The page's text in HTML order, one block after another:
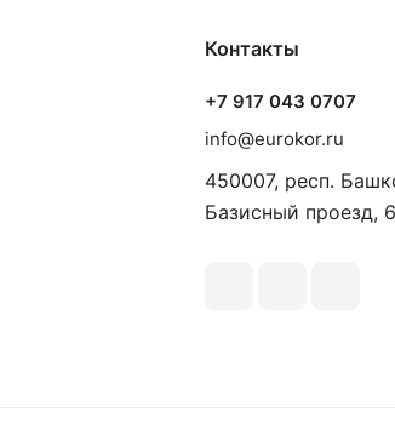
Контакты
+7 917 043 0707
info@eurokor.ru
450007, респ.
Базисный проезд,